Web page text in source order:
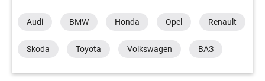
Audi BMW Honda Opel Renault
Skoda Toyota Volkswagen ВАЗ